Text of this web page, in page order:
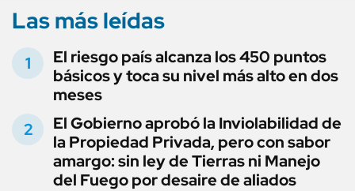
Las más leídas
El riesgo país alcanza los 450 puntos
básicos y toca su nivel más alto en dos
meses
El Gobierno aprobó la Inviolabilidad de
la Propiedad Privada, pero con sabor
amargo: sin ley de Tierras ni Manejo
del Fuego por desaire de aliados